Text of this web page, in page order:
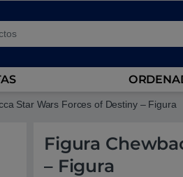
Star Wars Forces of Destiny – Figura
Figura
– Figura